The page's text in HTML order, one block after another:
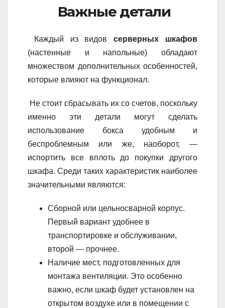
Важные детали
Каждый из видовсерверных шкафов
(настенные и напольные) обладают
множеством дополнительных особенностей,
которые влияют на функционал.
Не стоит сбрасывать их со счетов, поскольку
именно эти детали могут сделать
использование бокса удобным и
беспроблемным или же, наоборот, —
испортить все вплоть до покупки другого
шкафа. Среди таких характеристик наиболее
значительными являются:
Сборной или цельносварной корпус.
Первый вариант удобнее в
транспортировке и обслуживании,
второй — прочнее.
Наличие мест, подготовленных для
монтажа вентиляции. Это особенно
важно, если шкаф будет установлен на
открытом воздухе или в помещении с